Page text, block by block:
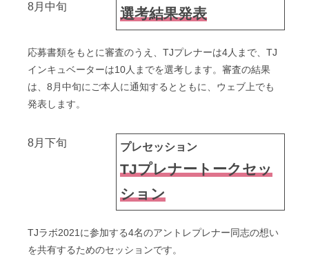
8月中旬 選考結果発表
応募書類をもとに審査のうえ、TJプレナーは4人まで、TJ
インキュベーターは10人までを選考します。審査の結果
は、8月中旬にご本人に通知するとともに、ウェブ上でも
発表します。
8月下旬 プレセッション
TJプレナートークセッ
ション
TJラボ2021に参加する4名のアントレプレナー同志の想い
を共有するためのセッションです。